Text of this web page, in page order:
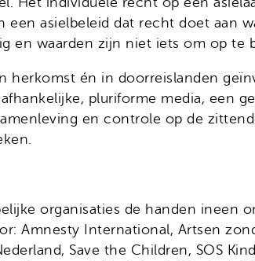
asielbeleid dat recht doet aan
en waarden zijn niet iets om op te
herkomst én in doorreislanden
pluriforme media, een
en controle op de
organisaties de handen ineen
Amnesty International, Artsen
Save the Children, SOS